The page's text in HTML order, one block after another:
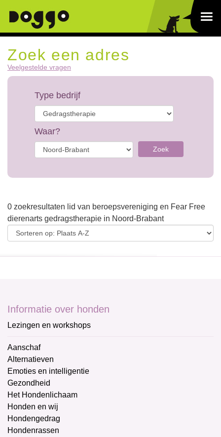
Zoek een adres
Veelgestelde vragen
Type bedrijf
Waar?
Zoek
0 zoekresultaten lid van beroepsvereniging en Fear Free
dierenarts gedragstherapie in Noord-Brabant
Informatie over honden
Lezingen en workshops
Aanschaf
Alternatieven
Emoties en intelligentie
Gezondheid
Het Hondenlichaam
Honden en wij
Hondengedrag
Hondenrassen